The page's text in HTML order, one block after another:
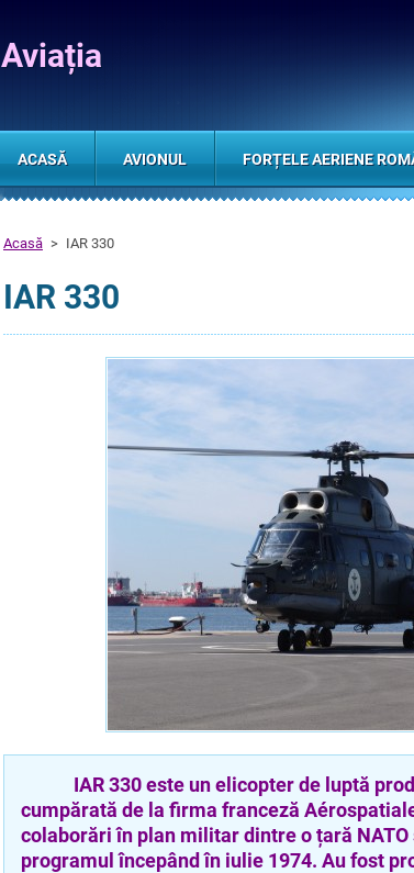
Aviația
Acasă > IAR 330
IAR 330
IAR 330 este un elicopter de luptă
cumpărată de la firma franceză
colaborări în plan militar dintre o țară
programul începând în iulie 1974. Au fost
ACASĂ AVIONUL FORȚELE AERIENE